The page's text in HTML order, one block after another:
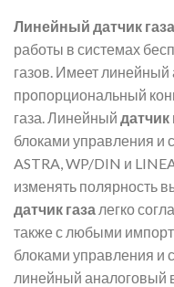
Линейный датчик
работы в системах
газов. Имеет
пропорциональный
газа. Линейный датчик
блоками управления и
ASTRA, WP/DIN и
изменять полярность
датчик газа легко
также с любыми
блоками управления
линейный аналоговый